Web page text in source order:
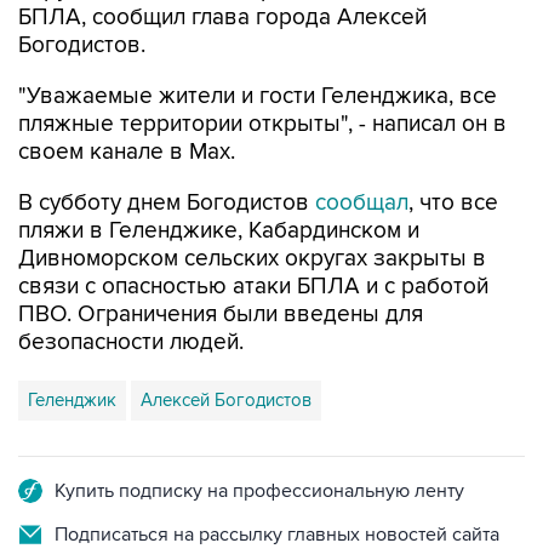
БПЛА, сообщил глава города Алексей
Богодистов.
"Уважаемые жители и гости Геленджика, все
пляжные территории открыты", - написал он в
своем канале в Max.
В субботу днем Богодистов сообщал, что все
пляжи в Геленджике, Кабардинском и
Дивноморском сельских округах закрыты в
связи с опасностью атаки БПЛА и с работой
ПВО. Ограничения были введены для
безопасности людей.
Геленджик Алексей Богодистов
Купить подписку на профессиональную ленту
Подписаться на рассылку главных новостей сайта